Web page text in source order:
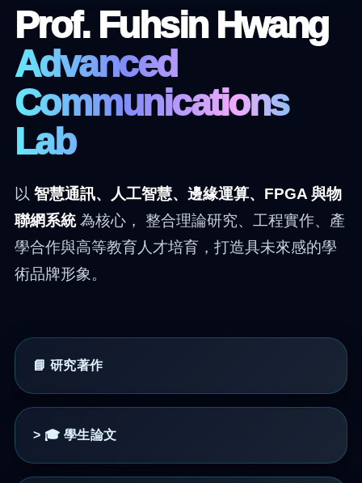
Prof. Fuhsin Hwang
Advanced
Communications
Lab
以 智慧通訊、人工智慧、邊緣運算、FPGA 與物
聯網系統為核心， 整合理論研究、工程實作、產
學合作與高等教育人才培育，打造具未來感的學
術品牌形象。
📘 研究著作
> 🎓 學生論文